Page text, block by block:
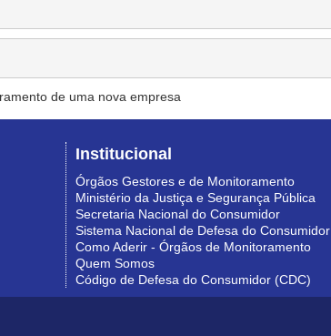
de uma nova empresa
Institucional
Órgãos Gestores e de Monitoramento
Ministério da Justiça e Segurança Pública
Secretaria Nacional do Consumidor
Sistema Nacional de Defesa do Consumidor
Como Aderir - Órgãos de Monitoramento
Quem Somos
Código de Defesa do Consumidor (CDC)